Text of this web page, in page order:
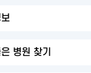
병원 찾기